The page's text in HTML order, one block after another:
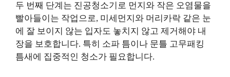
두 번째 단계는 진공청소기로 먼지와 작은 오염물을
빨아들이는 작업으로, 미세먼지와 머리카락 같은 눈
에 잘 보이지 않는 입자도 놓치지 않고 제거해야 내
장을 보호합니다. 특히 소파 틈이나 문틀 고무패킹
틈새에 집중적인 청소가 필요합니다.